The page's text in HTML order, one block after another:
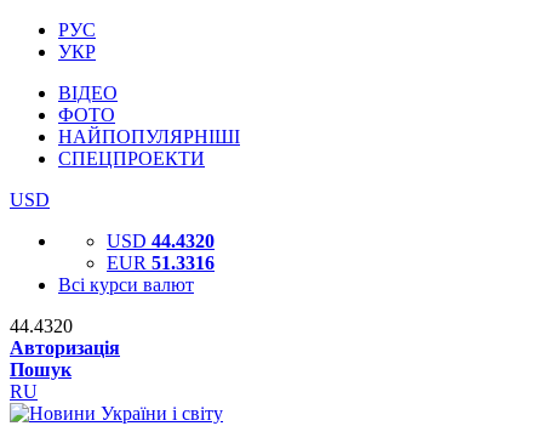
РУС
УКР
ВІДЕО
ФОТО
НАЙПОПУЛЯРНІШІ
СПЕЦПРОЕКТИ
USD
USD 44.4320
EUR 51.3316
Всі курси валют
44.4320
Авторизація
Пошук
RU